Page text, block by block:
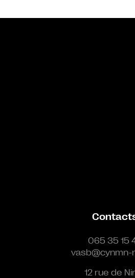
065 35 15
vasb@cynmn-
12 rue de